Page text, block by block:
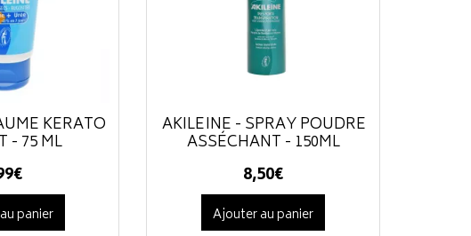
KÉRATO
- 75 ML
€
panier
AKILEÏNE - SPRAY POUDRE
ASSÉCHANT - 150ML
8,50€
Ajouter au panier